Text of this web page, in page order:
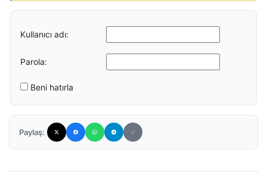
Kullanıcı adı:
Parola:
Beni hatırla
Paylaş: